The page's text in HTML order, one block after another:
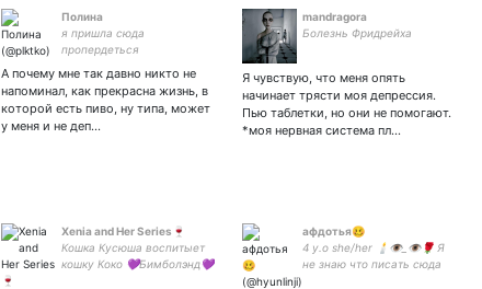
Полина
я пришла сюда
пропердеться
А почему мне так давно никто не
напоминал, как прекрасна жизнь, в
которой есть пиво, ну типа, может
у меня и не деп…
mandragora
Болезнь Фридрейха
Я чувствую, что меня опять
начинает трясти моя депрессия.
Пью таблетки, но они не помогают.
*моя нервная система пл…
Xenia and Her Series🍷
Кошка Кусюша воспитыет
кошку Коко 💜Бимболэнд💜
афдотья🥴
4 y.o she/her 🕯️👁_👁🌹 Я
не знаю что писать сюда